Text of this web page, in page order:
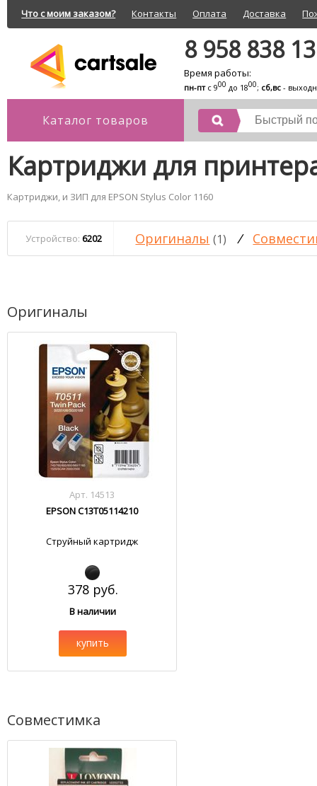
Что с моим заказом? Контакты Оплата Доставка
8 958 838
Время работы:
пн-птс 900 до 1800; сб,вс -
Каталог товаров
Картриджи для
Картриджи, и ЗИП для EPSON Stylus Color 1160
Устройство: 6202 Оригиналы (1) /
Оригиналы
Арт. 14513
EPSON C13T05114210
Струйный картридж
378 руб.
В наличии
купить
Совместимка